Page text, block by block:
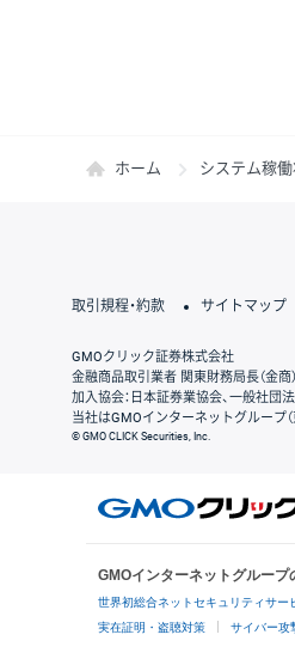
ホーム システム稼
取引規程・約款 サイトマップ
GMOクリック証券株式会社
金融商品取引業者 関東財務局長（金
加入協会：日本証券業協会、一般社団
当社はGMOインターネットグループ
© GMO CLICK Securities, Inc.
GMOインターネットグルー
世界初総合ネットセキュリティサー
実在証明・盗聴対策 サイバー攻